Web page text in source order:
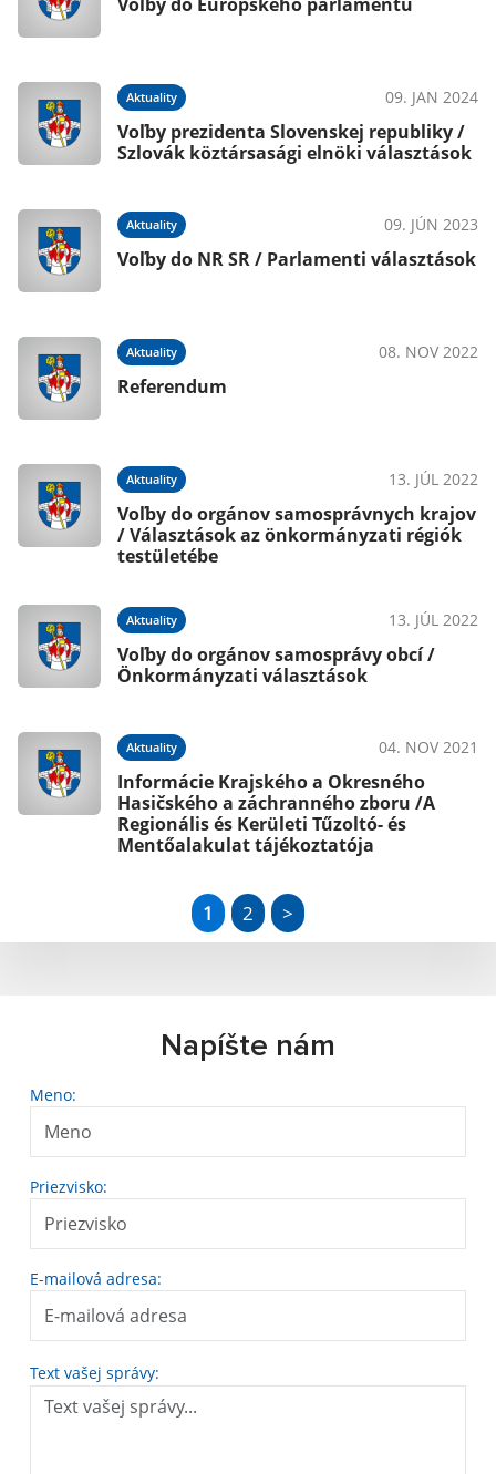
Aktuality 09. JAN 2024
Voľby prezidenta Slovenskej republiky /
Szlovák köztársasági elnöki választások
Aktuality 09. JÚN 2023
Voľby do NR SR / Parlamenti választások
Aktuality 08. NOV 2022
Referendum
Aktuality 13. JÚL 2022
Voľby do orgánov samosprávnych krajov
/ Választások az önkormányzati régiók
testületébe
Aktuality 13. JÚL 2022
Voľby do orgánov samosprávy obcí /
Önkormányzati választások
Aktuality 04. NOV 2021
Informácie Krajského a Okresného
Hasičského a záchranného zboru /A
Regionális és Kerületi Tűzoltó- és
Mentőalakulat tájékoztatója
1 2 >
Napíšte nám
Meno:
Priezvisko:
E-mailová adresa:
Text vašej správy: